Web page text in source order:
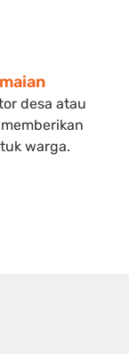
desa atau
warga.